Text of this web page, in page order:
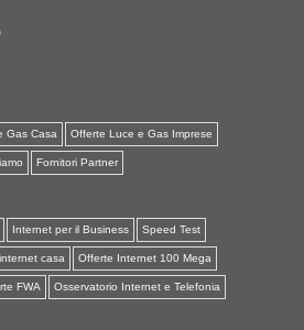
Gas Casa Offerte Luce e Gas Imprese
Fornitori Partner
Internet per il Business Speed Test
casa Offerte Internet 100 Mega
FWA Osservatorio Internet e Telefonia